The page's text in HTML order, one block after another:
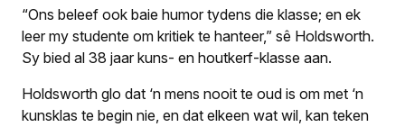
“Ons beleef ook baie humor tydens die klasse; en ek
leer my studente om kritiek te hanteer,” sê Holdsworth.
Sy bied al 38 jaar kuns- en houtkerf-klasse aan.
Holdsworth glo dat ‘n mens nooit te oud is om met ‘n
kunsklas te begin nie, en dat elkeen wat wil, kan teken